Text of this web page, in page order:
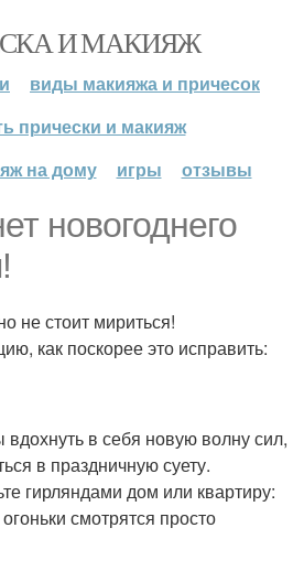
И МАКИЯЖ
виды макияжа и причесок
прически и макияж
на дому
игры отзывы
новогоднего
не стоит мириться!
как поскорее это исправить:
вдохнуть в себя новую волну сил,
в праздничную суету.
гирляндами дом или квартиру:
смотрятся просто